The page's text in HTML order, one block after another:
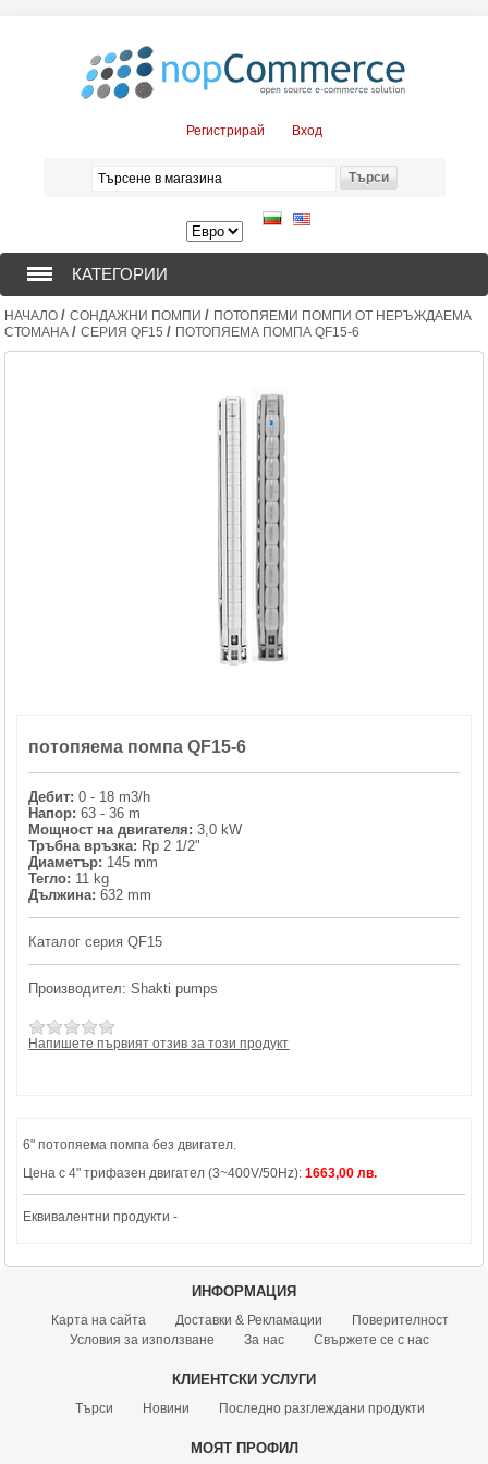
Регистрирай Вход
КАТЕГОРИИ
СОНДАЖНИ ПОМПИ (376)
ЦЕНТРОБЕЖНИ ПОМПИ (3)
ХИДРОФОРНИ СЪДОВЕ (0)
STAINLESS STELL PIPES AND PRESS FITTINGS (2)
КОМПОНЕНТИ ЗА ОМЕКОТИТЕЛНИ СИСТЕМИ (6)
НАЧАЛО / СОНДАЖНИ ПОМПИ / ПОТОПЯЕМИ ПОМПИ ОТ НЕРЪЖДАЕМА
СТОМАНА / СЕРИЯ QF15 / ПОТОПЯЕМА ПОМПА QF15-6
потопяема помпа QF15-6
Дебит: 0 - 18 m3/h
Напор: 63 - 36 m
Мощност на двигателя: 3,0 kW
Тръбна връзка: Rp 2 1/2"
Диаметър: 145 mm
Тегло: 11 kg
Дължина: 632 mm
Каталог серия QF15
Производител: Shakti pumps
Напишете първият отзив за този продукт
6" потопяема помпа без двигател.
Цена с 4" трифазен двигател (3~400V/50Hz):1663,00 лв.
Еквивалентни продукти -
ИНФОРМАЦИЯ
Карта на сайта Доставки & Рекламации
Поверителност
Условия за използване
За нас Свържете се с нас
КЛИЕНТСКИ УСЛУГИ
Търси Новини Последно разглеждани продукти
МОЯТ ПРОФИЛ